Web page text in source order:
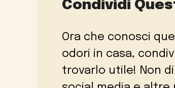
Condividi
Ora che conosci
odori in casa,
trovarlo utile! Non